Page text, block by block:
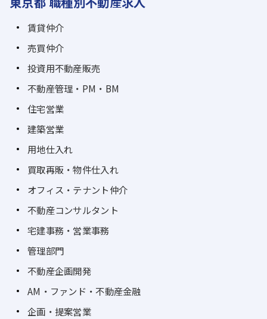
賃貸仲介
売買仲介
投資用不動産販売
不動産管理・PM・BM
住宅営業
建築営業
用地仕入れ
買取再販・物件仕入れ
オフィス・テナント仲介
不動産コンサルタント
宅建事務・営業事務
管理部門
不動産企画開発
AM・ファンド・不動産金融
企画・提案営業